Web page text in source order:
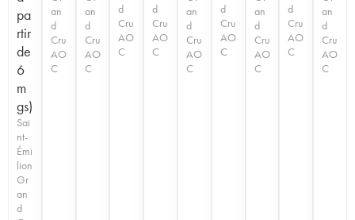
pa
rtir
de
6
m
gs)
Sai
nt-
Émi
lion
Gr
an
d
an
d
Cru
AO
C
an
d
Cru
AO
C
d
Cru
AO
C
d
Cru
AO
C
an
d
Cru
AO
C
d
Cru
AO
C
an
d
Cru
AO
C
d
Cru
AO
C
an
d
Cru
AO
C